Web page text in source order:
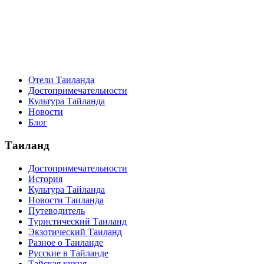
Отели Таиланда
Достопримечательности
Культура Тайланда
Новости
Блог
Таиланд
Достопримечательности
История
Культура Тайланда
Новости Таиланда
Путеводитель
Туристический Таиланд
Экзотический Таиланд
Разное о Таиланде
Русские в Тайланде